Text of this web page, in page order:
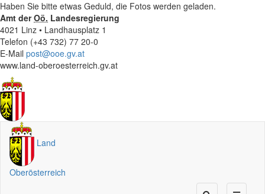
Haben Sie bitte etwas Geduld, die Fotos werden geladen.
Amt derOö. Landesregierung
4021 Linz • Landhausplatz 1
Telefon (+43 732) 77 20-0
E-Mail post@ooe.gv.at
www.land-oberoesterreich.gv.at
Land
Oberösterreich